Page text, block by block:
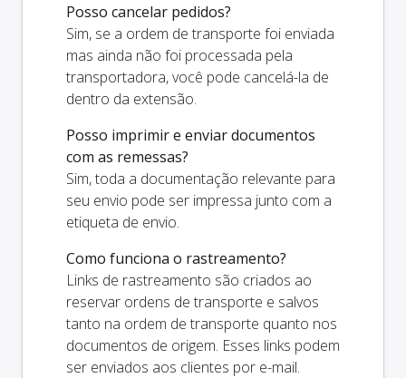
Posso cancelar pedidos?
Sim, se a ordem de transporte foi enviada
mas ainda não foi processada pela
transportadora, você pode cancelá-la de
dentro da extensão.
Posso imprimir e enviar documentos
com as remessas?
Sim, toda a documentação relevante para
seu envio pode ser impressa junto com a
etiqueta de envio.
Como funciona o rastreamento?
Links de rastreamento são criados ao
reservar ordens de transporte e salvos
tanto na ordem de transporte quanto nos
documentos de origem. Esses links podem
ser enviados aos clientes por e-mail.